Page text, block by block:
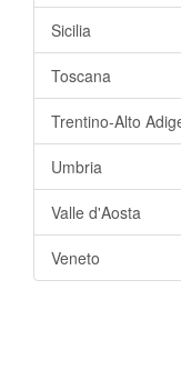
Sicilia
Toscana
Trentino-Alto
Umbria
Valle d'Aosta
Veneto